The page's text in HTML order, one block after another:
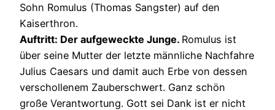
Sohn Romulus (Thomas Sangster) auf den
Kaiserthron.
Auftritt: Der aufgeweckte Junge. Romulus ist
über seine Mutter der letzte männliche Nachfahre
Julius Caesars und damit auch Erbe von dessen
verschollenem Zauberschwert. Ganz schön
große Verantwortung. Gott sei Dank ist er nicht